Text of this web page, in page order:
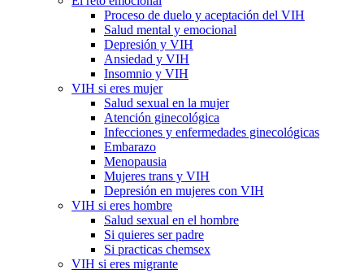
Proceso de duelo y aceptación del VIH
Salud mental y emocional
Depresión y VIH
Ansiedad y VIH
Insomnio y VIH
VIH si eres mujer
Salud sexual en la mujer
Atención ginecológica
Infecciones y enfermedades ginecológicas
Embarazo
Menopausia
Mujeres trans y VIH
Depresión en mujeres con VIH
VIH si eres hombre
Salud sexual en el hombre
Si quieres ser padre
Si practicas chemsex
VIH si eres migrante